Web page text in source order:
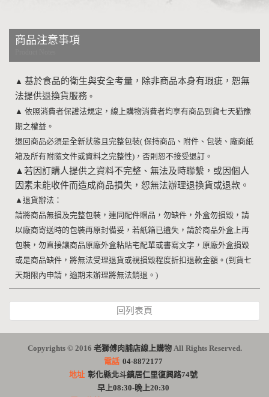
商品注意事項
▲ 基於食品的衛生與安全考量，除非商品本身有瑕疵，恕無
法提供退換貨服務 。
▲ 依照消費者保護法規定，線上購物消費者均享有商品到貨七天猶豫
期之權益。
退回商品必須是全新狀態且完整包裝( 保持商品、附件、包裝、廠商紙
箱及所有附隨文件或資料之完整性) ，否則恕不接受退訂。
▲ 若因訂購人提供之資料不完整、無法及時聯繫，或因個人
因素未能收件而造成商品損失，恕無法辦理退換貨或退款。
▲ 退貨辦法：
請將商品無損及完整包裝，連同配件贈品，勿缺件，外盒勿損毀，請
以廠商寄送時的包裝再原封備妥，若紙箱已遺失，請於商品外盒上再
包裝，勿直接讓商品原廠外盒粘貼宅配單或書寫文字，原廠外盒損毀
或是商品缺件，將無法受理退貨或視損毀程度折扣退款金額。 (到貨七
天期限內申請，逾期未辦理將無法銷退。 )
回列表頁
Copyrights © 2016 老獅傅肉脯店線上購物All Rights Reserved.
電話 04-8872177
地址 彰化縣北斗鎮居仁里復興路74號
早上08:30-晚上20:30